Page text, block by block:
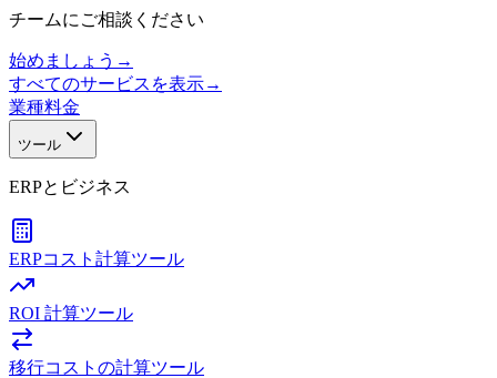
チームにご相談ください
始めましょう →
すべてのサービスを表示→
業種料金
ツール
ERPとビジネス
ERPコスト計算ツール
ROI 計算ツール
移行コストの計算ツール